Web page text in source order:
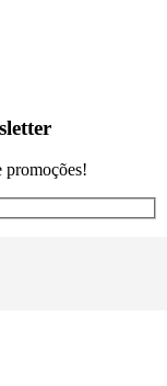
promoções!